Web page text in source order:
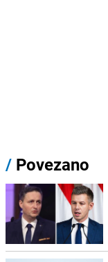
/ Povezano